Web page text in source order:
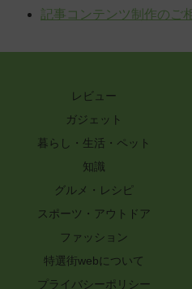
記事コンテンツ制作のご
レビュー
ガジェット
暮らし・生活・ペット
知識
グルメ・レシピ
スポーツ・アウトドア
ファッション
特選街webについて
プライバシーポリシー